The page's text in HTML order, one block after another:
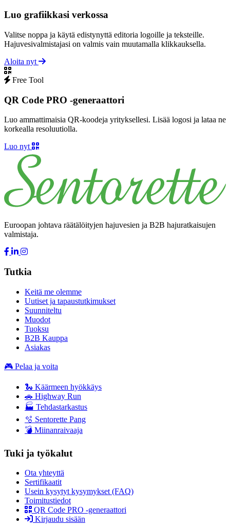
Luo grafiikkasi verkossa
Valitse noppa ja käytä edistynyttä editoria logoille ja teksteille.
Hajuvesivalmistajasi on valmis vain muutamalla klikkauksella.
Aloita nyt
Free Tool
QR Code PRO -generaattori
Luo ammattimaisia ​​QR-koodeja yrityksellesi. Lisää logosi ja lataa ne
korkealla resoluutiolla.
Luo nyt
Euroopan johtava räätälöityjen hajuvesien ja B2B hajuratkaisujen
valmistaja.
Tutkia
Keitä me olemme
Uutiset ja tapaustutkimukset
Suunniteltu
Muodot
Tuoksu
B2B Kauppa
Asiakas
🎮 Pelaa ja voita
🐍 Käärmeen hyökkäys
🚗 Highway Run
🏭 Tehdastarkastus
🫧 Sentorette Pang
💣 Miinanraivaaja
Tuki ja työkalut
Ota yhteyttä
Sertifikaatit
Usein kysytyt kysymykset (FAQ)
Toimitustiedot
QR Code PRO -generaattori
Kirjaudu sisään